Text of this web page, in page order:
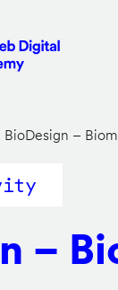
BioDesign –
–